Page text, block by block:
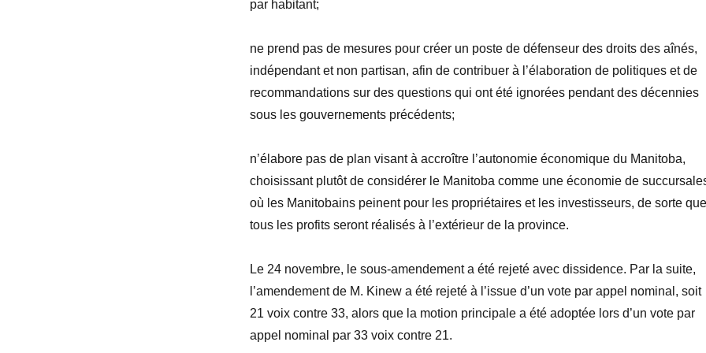
par habitant;
ne prend pas de mesures pour créer un poste dedéfenseur des droits des aînés,
indépendant et non partisan, afin de contribuer à l’élaboration de politiques et de
recommandations sur des questions qui ont été ignorées pendant des décennies
sous les gouvernements précédents;
n’élabore pas de plan visant à accroître l’autonomie économique du Manitoba,
choisissant plutôt de considérer le Manitoba comme une économie de succursale
où les Manitobains peinent pour les propriétaires et les investisseurs, de sorte que
tous les profits seront réalisés à l’extérieur de la province.
Le 24 novembre, le sous-amendement a été rejeté avec dissidence. Par la suite,
l’amendement de M. Kinew a été rejeté à l ’issue d’un vote par appel nominal, soit
21 voix contre 33, alors que la motion principalea été adoptée lors d’un vote par
appel nominal par 33 voix contre 21.